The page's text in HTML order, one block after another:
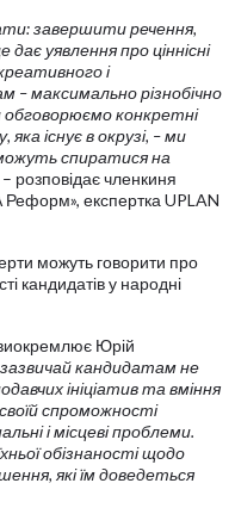
завершити речення,
уявлення про ціннісні
і
максимально різнобічно
конкретні
існує в окрузі, – ми
спиратися на
– розповідає членкиня
експертка UPLAN
можуть говорити про
кандидатів у народні
Юрій
кандидатам не
ініціатив та вміння
спроможності
і місцеві проблеми.
обізнаності щодо
які їм доведеться